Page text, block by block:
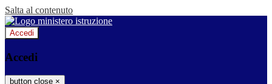
Salta al contenuto
Accedi
Accedi
button close ×